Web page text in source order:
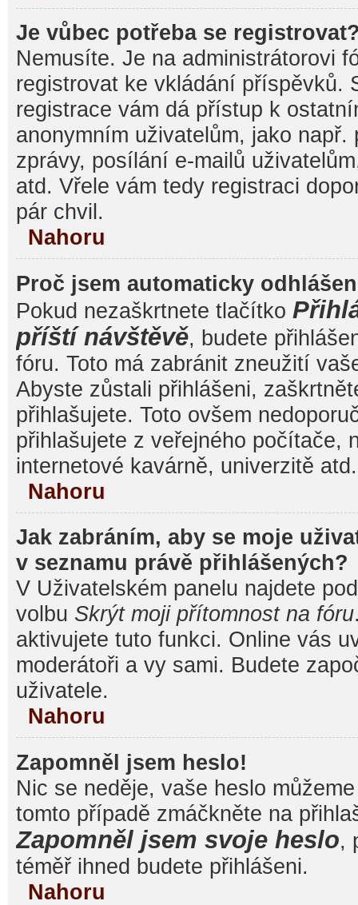
Je vůbec potřeba se
Nemusíte. Je na administrátorovi
registrovat ke vkládání příspěvků.
registrace vám dá přístup k
anonymním uživatelům, jako např.
zprávy, posílání e-mailů
atd. Vřele vám tedy registraci
pár chvil.
Nahoru
Proč jsem automaticky
Pokud nezaškrtnete tlačítko
příští návštěvě, budete
fóru. Toto má zabránit zneužití
Abyste zůstali přihlášeni,
přihlašujete. Toto ovšem
přihlašujete z veřejného počítače,
internetové kavárně, univerzitě atd.
Nahoru
Jak zabráním, aby se moje
v seznamu právě přihlášených?
V Uživatelském panelu najdete
volbu Skrýt moji přítomnost na fóru
aktivujete tuto funkci. Online vás
moderátoři a vy sami. Budete
uživatele.
Nahoru
Zapomněl jsem heslo!
Nic se neděje, vaše heslo
tomto případě zmáčkněte na
Zapomněl jsem svoje heslo,
téměř ihned budete přihlášeni.
Nahoru